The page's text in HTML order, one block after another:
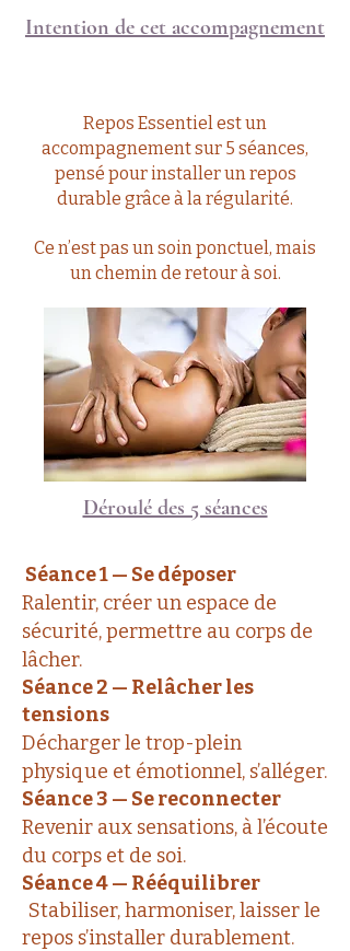
Intention de cet accompagnement
Repos Essentiel est un
accompagnement sur 5 séances,
pensé pour installer un repos
durable grâce à la régularité.
Ce n’est pas un soin ponctuel, mais
un chemin de retour à soi.
Déroulé des 5 séances
Séance 1 — Se déposer
Ralentir, créer un espace de
sécurité, permettre au corps de
lâcher.
Séance 2 — Relâcher les
tensions
Décharger le trop-plein
physique et émotionnel, s’alléger.
Séance 3 — Se reconnecter
Revenir aux sensations, à l’écoute
du corps et de soi.
Séance 4 — Rééquilibrer
Stabiliser, harmoniser, laisser le
repos s’installer durablement.